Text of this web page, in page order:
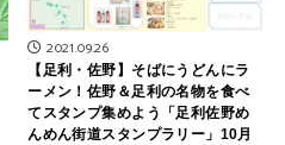
2021.09.26
【足利・佐野】そばにうどんにラ
ーメン！佐野＆足利の名物を食べ
てスタンプ集めよう「足利佐野め
んめん街道スタンプラリー」10月